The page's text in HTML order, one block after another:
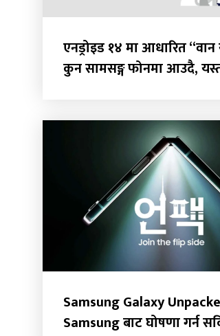
एनड्रोइड १४ मा आधारित
कुन सामसङ्ग फोनमा आउदै,
Samsung Galaxy
Samsung बाट घोषणा गर्न